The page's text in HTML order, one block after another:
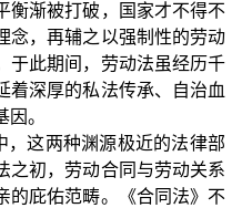
衡渐被打破，国家才不得不
念，再辅之以强制性的劳动
于此期间，劳动法虽经历千
着深厚的私法传承、自治血
。
，这两种渊源极近的法律部
之初，劳动合同与劳动关系
的庇佑范畴。《合同法》不